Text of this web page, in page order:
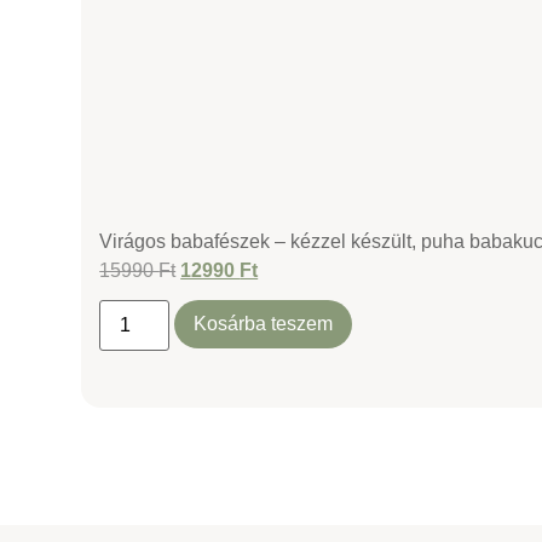
Virágos babafészek – kézzel készült, puha
15990Ft 12990 Ft
Kosárba teszem